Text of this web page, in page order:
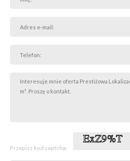
Przepisz kod captcha: